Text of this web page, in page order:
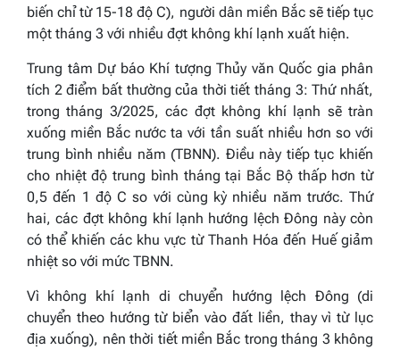
biến chỉ từ 15-18 độ C), người dân miền Bắc sẽ tiếp tục
một tháng 3 với nhiều đợt không khí lạnh xuất hiện.
Trung tâm Dự báo Khí tượng Thủy văn Quốc gia phân
tích 2 điểm bất thường của thời tiết tháng 3: Thứ nhất,
trong tháng 3/2025, các đợt không khí lạnh sẽ tràn
xuống miền Bắc nước ta với tần suất nhiều hơn so với
trung bình nhiều năm (TBNN). Điều này tiếp tục khiến
cho nhiệt độ trung bình tháng tại Bắc Bộ thấp hơn từ
0,5 đến 1 độ C so với cùng kỳ nhiều năm trước. Thứ
hai, các đợt không khí lạnh hướng lệch Đông này còn
có thể khiến các khu vực từ Thanh Hóa đến Huế giảm
nhiệt so với mức TBNN.
Vì không khí lạnh di chuyển hướng lệch Đông (di
chuyển theo hướng từ biển vào đất liền, thay vì từ lục
địa xuống), nên thời tiết miền Bắc trong tháng 3 không